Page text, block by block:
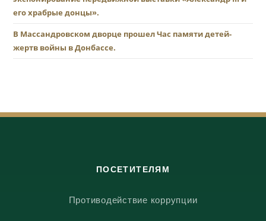
его храбрые донцы».
В Массандровском дворце прошел Час памяти детей-
жертв войны в Донбассе.
ПОСЕТИТЕЛЯМ
Противодействие коррупции